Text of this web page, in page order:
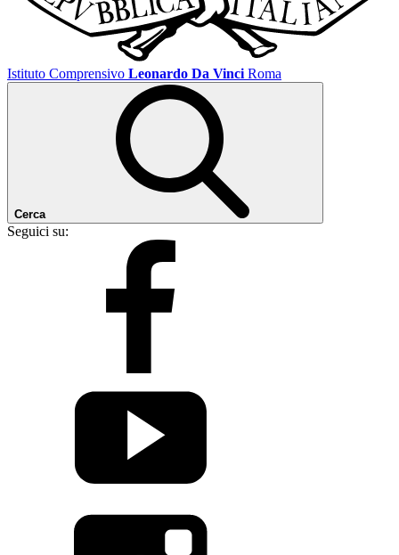
Istituto Comprensivo Leonardo Da Vinci Roma
Cerca
Seguici su: